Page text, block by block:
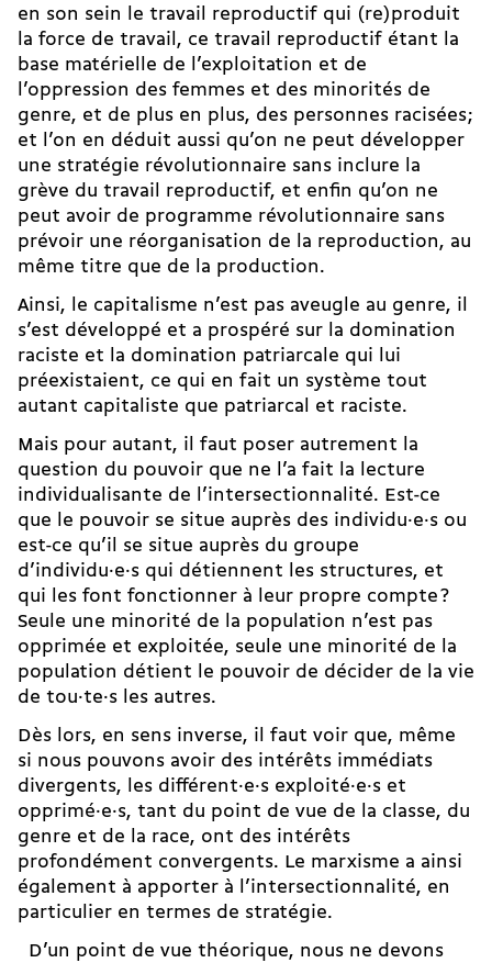
en son sein le travail reproductif qui (re)produit
la force de travail, ce travail reproductif étant la
base matérielle de l’exploitation et de
l’oppression des femmes et des minorités de
genre, et de plus en plus, des personnes racisées ;
et l’on en déduit aussi qu’on ne peut développer
une stratégie révolutionnaire sans inclure la
grève du travail reproductif, et enfin qu’on ne
peut avoir de programme révolutionnaire sans
prévoir une réorganisation de la reproduction, au
même titre que de la production.
Ainsi, le capitalisme n’est pas aveugle au genre, il
s’est développé et a prospéré sur la domination
raciste et la domination patriarcale qui lui
préexistaient, ce qui en fait un système tout
autant capitaliste que patriarcal et raciste.
Mais pour autant, il faut poser autrement la
question du pouvoir que ne l’a fait la lecture
individualisante de l’intersectionnalité. Est-ce
que le pouvoir se situe auprès des individu·e·s ou
est-ce qu’il se situe auprès du groupe
d’individu·e·s qui détiennent les structures, et
qui les font fonctionner à leur propre compte ?
Seule une minorité de la population n’est pas
opprimée et exploitée, seule une minorité de la
population détient le pouvoir de décider de la vie
de tou·te·s les autres.
Dès lors, en sens inverse, il faut voir que, même
si nous pouvons avoir des intérêts immédiats
divergents, les différent·e·s exploité·e·s et
opprimé·e·s, tant du point de vue de la classe, du
genre et de la race, ont des intérêts
profondément convergents. Le marxisme a ainsi
également à apporter à l’intersectionnalité, en
particulier en termes de stratégie.
D’un point de vue théorique, nous ne devons